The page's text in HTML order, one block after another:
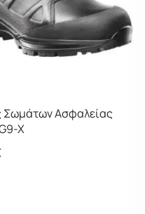
Σωμάτων Ασφαλείας
X